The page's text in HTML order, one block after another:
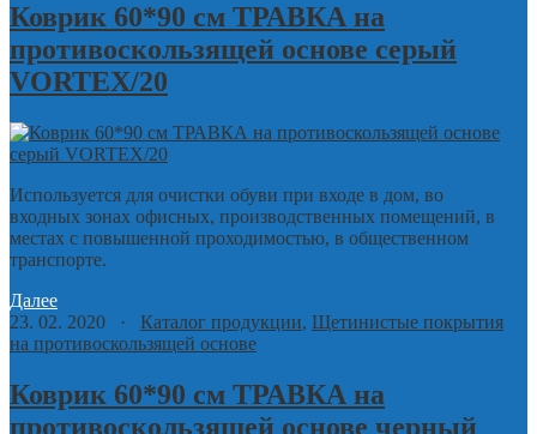
Коврик 60*90 см ТРАВКА на
противоскользящей основе серый
VORTEX/20
Используется для очистки обуви при входе в дом, во
входных зонах офисных, производственных помещений, в
местах с повышенной проходимостью, в общественном
транспорте.
Далее
23. 02. 2020 · Каталог продукции, Щетинистые покрытия
на противоскользящей основе
Коврик 60*90 см ТРАВКА на
противоскользящей основе черный